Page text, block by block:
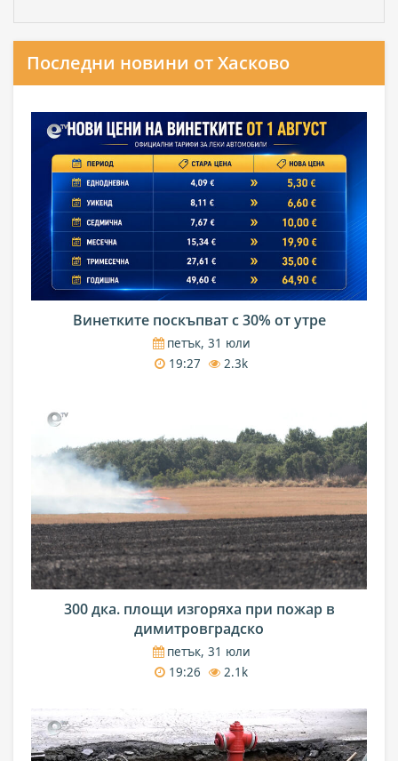
Последни новини от Хасково
Винетките поскъпват с 30% от утре
петък, 31 юли
19:27
2.3k
300 дка. площи изгоряха при пожар в
димитровградско
петък, 31 юли
19:26
2.1k